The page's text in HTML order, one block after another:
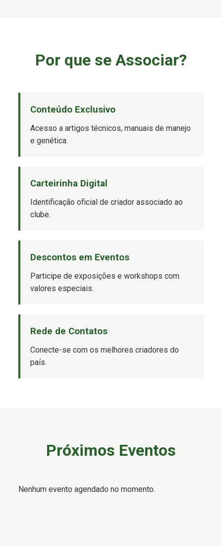
Por que se Associar?
Conteúdo Exclusivo
Acesso a artigos técnicos, manuais de manejo
e genética.
Carteirinha Digital
Identificação oficial de criador associado ao
clube.
Descontos em Eventos
Participe de exposições e workshops com
valores especiais.
Rede de Contatos
Conecte-se com os melhores criadores do
país.
Próximos Eventos
Nenhum evento agendado no momento.